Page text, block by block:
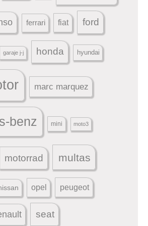
ferrari fiat ford
garaje j-j honda hyundai
marc marquez
benz mini moto3
motorrad multas
opel peugeot
seat